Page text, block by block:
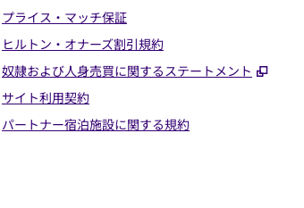
プライス・マッチ保証
ヒルトン・オナーズ割引規約
奴隷および人身売買に関するステートメント
,
サイト利用契約
パートナー宿泊施設に関する規約